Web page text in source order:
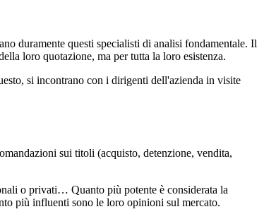
duramente questi specialisti di analisi fondamentale. Il
loro quotazione, ma per tutta la loro esistenza.
si incontrano con i dirigenti dell'azienda in visite
sui titoli (acquisto, detenzione, vendita,
o privati… Quanto più potente è considerata la
più influenti sono le loro opinioni sul mercato.